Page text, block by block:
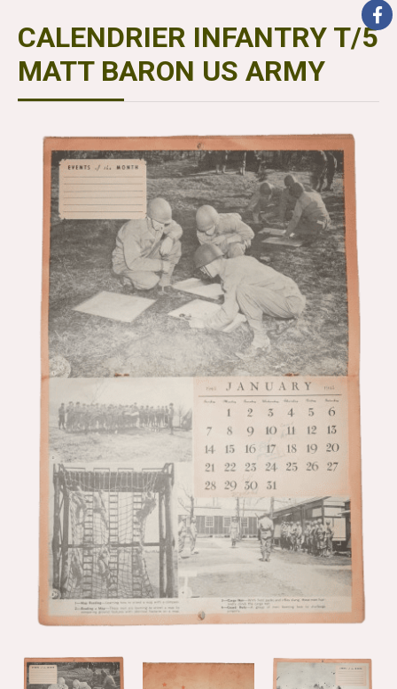
CALENDRIER INFANTRY T/5
MATT BARON US ARMY